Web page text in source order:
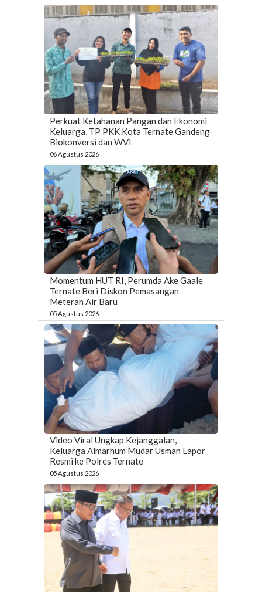
Perkuat Ketahanan Pangan dan Ekonomi
Keluarga, TP PKK Kota Ternate Gandeng
Biokonversi dan WVI
06 Agustus 2026
Momentum HUT RI, Perumda Ake Gaale
Ternate Beri Diskon Pemasangan
Meteran Air Baru
05 Agustus 2026
Video Viral Ungkap Kejanggalan,
Keluarga Almarhum Mudar Usman Lapor
Resmi ke Polres Ternate
05 Agustus 2026